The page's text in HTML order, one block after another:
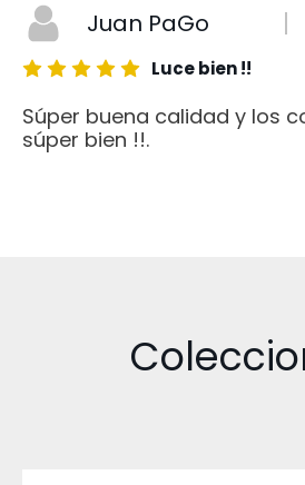
Juan PaGo
Luce bien !!
Súper buena calidad y los
súper bien !!.